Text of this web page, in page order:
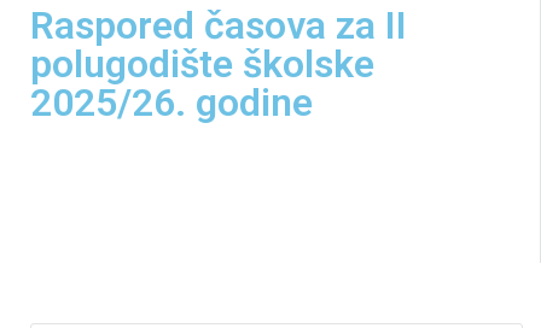
Raspored časova za II
polugodište školske
2025/26. godine